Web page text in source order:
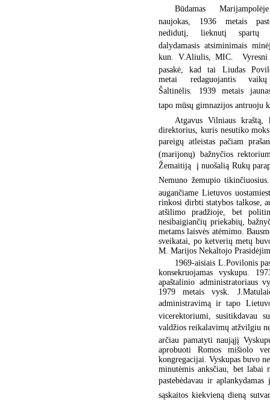
Būdamas
naujokas, 1936 metais
nedidutį, lieknutį spartų
dalydamasis atsiminimais
kun. V.Aliulis, MIC. 
pasakė, kad tai Liudas
metai redaguojantis
Šaltinėlis. 1939 metais
tapo mūsų gimnazijos antruoju
Atgavus Vilniaus
direktorius, kuris nesutiko
pareigų atleistas pačiam
(marijonų) bažnyčios
Žemaitiją  į nuošalią Rukų
Nemuno žemupio
augančiame Lietuvos
rinkosi dirbti statybos talkose,
atšilimo pradžioje, bet
nesibaigiančių priekabių,
metams laisvės atėmimo.
sveikatai, po ketverių metų
M. Marijos Nekaltojo
1969-aisiais L.Povilonis
konsekruojamas vyskupu.
apaštalinio administratoriaus
1979 metais vysk.
administravimą ir tapo
vicerektoriumi, susitikdavau
valdžios reikalavimų atžvilgiu
arčiau pamatyti naująjį
aprobuoti Romos mišiolo
kongregacijai. Vyskupas buvo
minutėmis anksčiau, bet labai
pastebėdavau ir
sąskaitos kiekvieną dieną